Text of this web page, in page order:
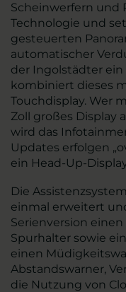
Scheinwerfern und
Technologie und
gesteuerten
automatischer
der Ingolstädter
kombiniert dieses
Touchdisplay. Wer
Zoll großes Display
wird das
Updates erfolgen
ein Head-Up-
Die
einmal erweitert
Serienversion
Spurhalter sowie
einen
Abstandswarner,
die Nutzung von